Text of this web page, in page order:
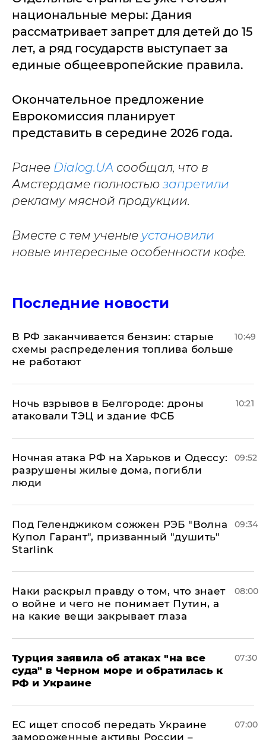
национальные меры: Дания
рассматривает запрет для детей до 15
лет, а ряд государств выступает за
единые общеевропейские правила.
Окончательное предложение
Еврокомиссия планирует
представить в середине 2026 года.
Ранее Dialog.UA сообщал, что в
Амстердаме полностью запретили
рекламу мясной продукции.
Вместе с тем ученые установили
новые интересные особенности кофе.
Последние новости
​В РФ заканчивается бензин: старые
схемы распределения топлива больше
не работают
10:49
​Ночь взрывов в Белгороде: дроны
атаковали ТЭЦ и здание ФСБ
10:21
​Ночная атака РФ на Харьков и Одессу:
разрушены жилые дома, погибли
люди
09:52
Под Геленджиком сожжен РЭБ "Волна
Купол Гарант", призванный "душить"
Starlink
09:34
Наки раскрыл правду о том, что знает
о войне и чего не понимает Путин, а
на какие вещи закрывает глаза
08:00
Турция заявила об атаках "на все
суда" в Черном море и обратилась к
РФ и Украине
07:30
ЕС ищет способ передать Украине
замороженные активы России –
07:00